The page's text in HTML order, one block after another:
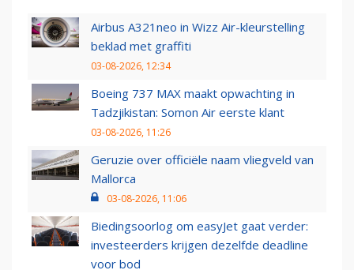
Airbus A321neo in Wizz Air-kleurstelling
beklad met graffiti
03-08-2026, 12:34
Boeing 737 MAX maakt opwachting in
Tadzjikistan: Somon Air eerste klant
03-08-2026, 11:26
Geruzie over officiële naam vliegveld van
Mallorca
03-08-2026, 11:06
Biedingsoorlog om easyJet gaat verder:
investeerders krijgen dezelfde deadline
voor bod